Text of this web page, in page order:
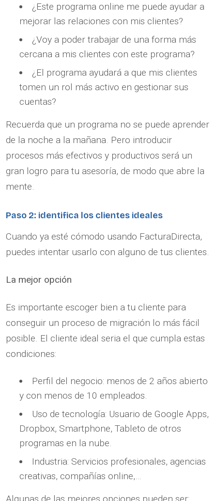
¿Este programa online me puede ayudar a
mejorar las relaciones con mis clientes?
¿Voy a poder trabajar de una forma más
cercana a mis clientes con este programa?
¿El programa ayudará a que mis clientes
tomen un rol más activo en gestionar sus
cuentas?
Recuerda que un programa no se puede aprender
de la noche a la mañana. Pero introducir
procesos más efectivos y productivos será un
gran logro para tu asesoría, de modo que abre la
mente.
Paso 2: identifica los clientes ideales
Cuando ya esté cómodo usando FacturaDirecta,
puedes intentar usarlo con alguno de tus clientes.
La mejor opción
Es importante escoger bien a tu cliente para
conseguir un proceso de migración lo más fácil
posible. El cliente ideal seria el que cumpla estas
condiciones:
Perfil del negocio: menos de 2 años abierto
y con menos de 10 empleados.
Uso de tecnología: Usuario de Google Apps,
Dropbox, Smartphone, Tableto de otros
programas en la nube.
Industria: Servicios profesionales, agencias
creativas, compañías online,…
Algunas de las mejores opciones pueden ser: